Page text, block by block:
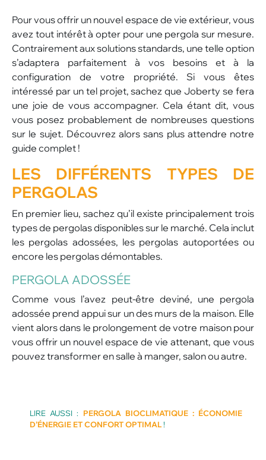
Pour vous offrir un nouvel espace de vie extérieur, vous
avez tout intérêt à opter pour une pergola sur mesure.
Contrairement aux solutions standards, une telle option
s’adaptera parfaitement à vos besoins et à la
configuration de votre propriété. Si vous êtes
intéressé par un tel projet, sachez que Joberty se fera
une joie de vous accompagner. Cela étant dit, vous
vous posez probablement de nombreuses questions
sur le sujet. Découvrez alors sans plus attendre notre
guide complet !
LES DIFFÉRENTS TYPES DE
PERGOLAS
En premier lieu, sachez qu’il existe principalement trois
types de pergolas disponibles sur le marché. Cela inclut
les pergolas adossées, les pergolas autoportées ou
encore les pergolas démontables.
PERGOLA ADOSSÉE
Comme vous l’avez peut-être deviné, une pergola
adossée prend appui sur un des murs de la maison. Elle
vient alors dans le prolongement de votre maison pour
vous offrir un nouvel espace de vie attenant, que vous
pouvez transformer en salle à manger, salon ou autre.
LIRE AUSSI : PERGOLA BIOCLIMATIQUE : ÉCONOMIE
D’ÉNERGIE ET CONFORT OPTIMAL!